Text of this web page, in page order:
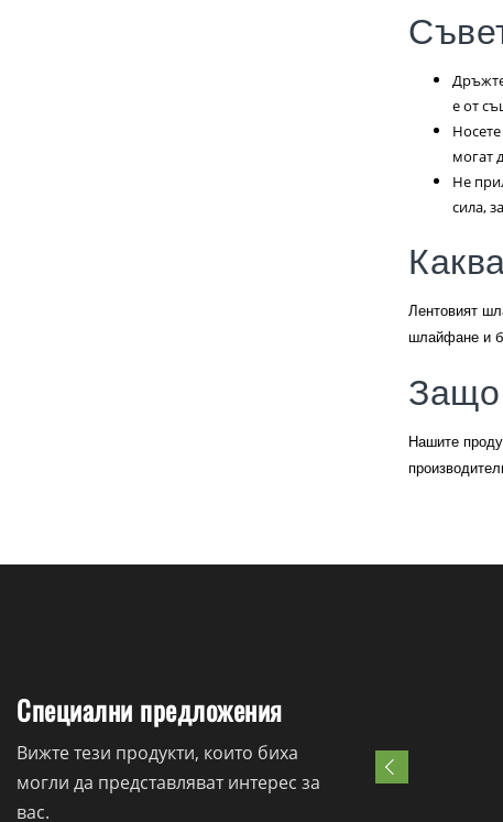
е от
могат
Не
сила,
Лентовият
шлайфане и
Защо
Нашите
Специални предложения
Вижте тези продукти, които биха
могли да представляват интерес за
вас.